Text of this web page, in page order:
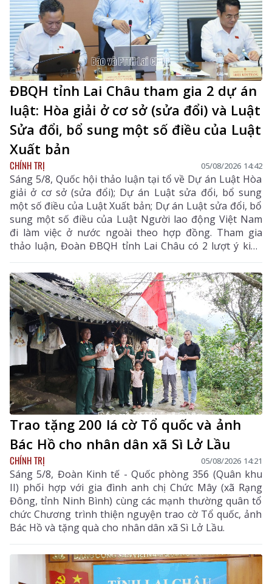
ĐBQH tỉnh Lai Châu tham gia 2 dự án
luật: Hòa giải ở cơ sở (sửa đổi) và Luật
Sửa đổi, bổ sung một số điều của Luật
Xuất bản
CHÍNH TRỊ 05/08/2026 14:42
Sáng 5/8, Quốc hội thảo luận tại tổ về Dự án Luật Hòa
giải ở cơ sở (sửa đổi); Dự án Luật sửa đổi, bổ sung
một số điều của Luật Xuất bản; Dự án Luật sửa đổi, bổ
sung một số điều của Luật Người lao động Việt Nam
đi làm việc ở nước ngoài theo hợp đồng. Tham gia
thảo luận, Đoàn ĐBQH tỉnh Lai Châu có 2 lượt ý kiến
đối với Dự án Luật Hòa giải ở cơ sở (sửa đổi) và Dự án
Luật sửa đổi, bổ sung một số điều của Luật Xuất bản.
Trao tặng 200 lá cờ Tổ quốc và ảnh
Bác Hồ cho nhân dân xã Sì Lở Lầu
CHÍNH TRỊ 05/08/2026 14:21
Sáng 5/8, Đoàn Kinh tế - Quốc phòng 356 (Quân khu
II) phối hợp với gia đình anh chị Chức Mây (xã Rạng
Đông, tỉnh Ninh Bình) cùng các mạnh thường quân tổ
chức Chương trình thiện nguyện trao cờ Tổ quốc, ảnh
Bác Hồ và tặng quà cho nhân dân xã Sì Lở Lầu.